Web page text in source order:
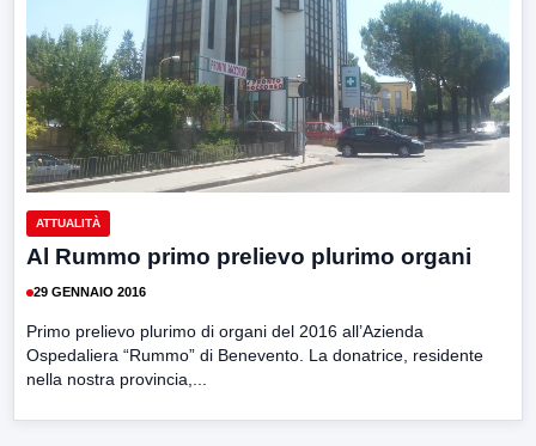
ATTUALITÀ
Al Rummo primo prelievo plurimo organi
29 GENNAIO 2016
Primo prelievo plurimo di organi del 2016 all’Azienda
Ospedaliera “Rummo” di Benevento. La donatrice, residente
nella nostra provincia,...